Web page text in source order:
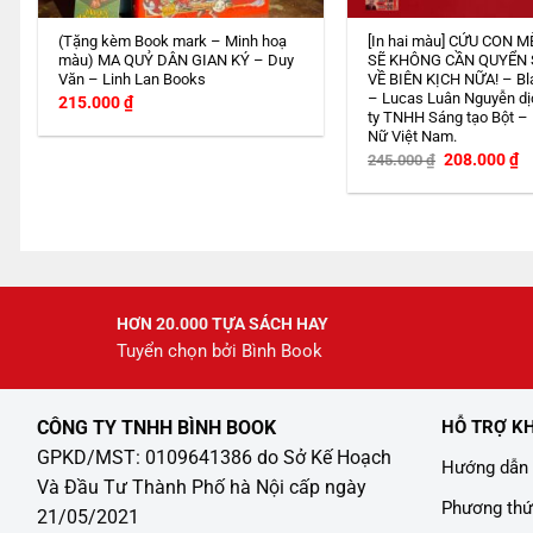
(Tặng kèm Book mark – Minh hoạ
màu) MA QUỶ DÂN GIAN KÝ – Duy
Văn – Linh Lan Books
215.000₫
[In hai màu] CỨU CON
SẼ KHÔNG CẦN QUYỂN
VỀ BIÊN KỊCH NỮA! –
– Lucas Luân Nguyễn
ty TNHH Sáng tạo Bột –
Nữ Việt Nam.
245.000₫ Giá
là:
208.000₫
HƠN 20.000 TỰA SÁCH HAY
Tuyển chọn bởi Bình Book
CÔNG TY TNHH BÌNH BOOK
GPKD/MST: 0109641386 do Sở Kế Hoạch
Và Đầu Tư Thành Phố hà Nội cấp ngày
21/05/2021
HỖ TRỢ
Hướng
Phương